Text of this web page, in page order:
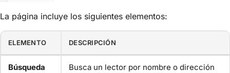
La página incluye los siguientes elementos:
ELEMENTO DESCRIPCIÓN
Búsqueda
Busca un lector por nombre o dirección